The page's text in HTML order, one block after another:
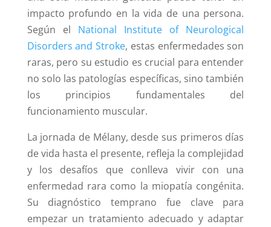
impacto profundo en la vida de una persona.
Según el National Institute of Neurological
Disorders and Stroke, estas enfermedades son
raras, pero su estudio es crucial para entender
no solo las patologías específicas, sino también
los principios fundamentales del
funcionamiento muscular.
La jornada de Mélany, desde sus primeros días
de vida hasta el presente, refleja la complejidad
y los desafíos que conlleva vivir con una
enfermedad rara como la miopatía congénita.
Su diagnóstico temprano fue clave para
empezar un tratamiento adecuado y adaptar